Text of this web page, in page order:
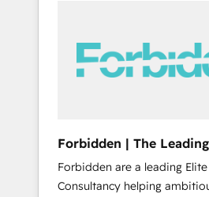
Shopify, Oneflow. 💻 Développements
custom : CRM UI Extensions
B2B, Immobilier, Viticulture,
livrables : migration
implémentation Marketing +
Forbidden | The
Consultancy
Forbidden are a leading
Consultancy helping